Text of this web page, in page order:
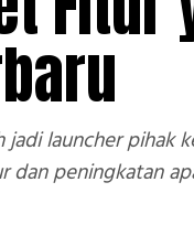
jadi launcher
dan peningkatan